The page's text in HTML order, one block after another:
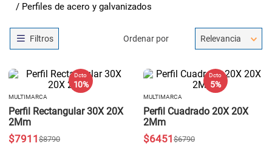
Perfiles de acero y galvanizados
Ordenar por Relevancia
Dcto
10 %
MULTIMARCA
Perfil Rectangular 30X 20X
2Mm
$8790
$7911
Dcto
5 %
MULTIMARCA
Perfil Cuadrado 20X 20X
2Mm
$6790
$6451